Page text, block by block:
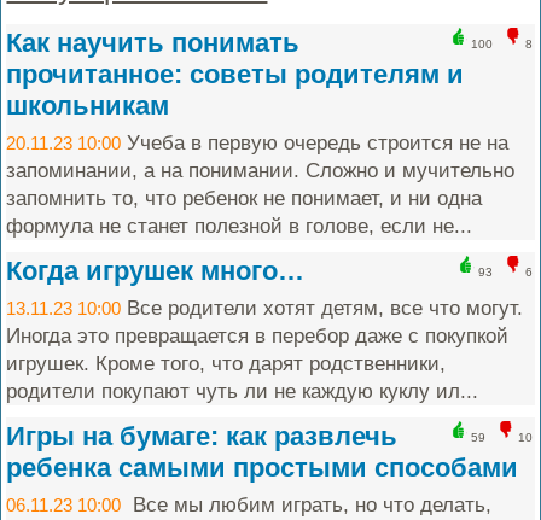
100 8
Как научить понимать
прочитанное: советы родителям и
школьникам
20.11.23 10:00 Учеба в первую очередь строится не на
запоминании, а на понимании. Сложно и мучительно
запомнить то, что ребенок не понимает, и ни одна
формула не станет полезной в голове, если не...
93 6
Когда игрушек много…
13.11.23 10:00 Все родители хотят детям, все что могут.
Иногда это превращается в перебор даже с покупкой
игрушек. Кроме того, что дарят родственники,
родители покупают чуть ли не каждую куклу ил...
59 10
Игры на бумаге: как развлечь
ребенка самыми простыми способами
06.11.23 10:00 Все мы любим играть, но что делать,